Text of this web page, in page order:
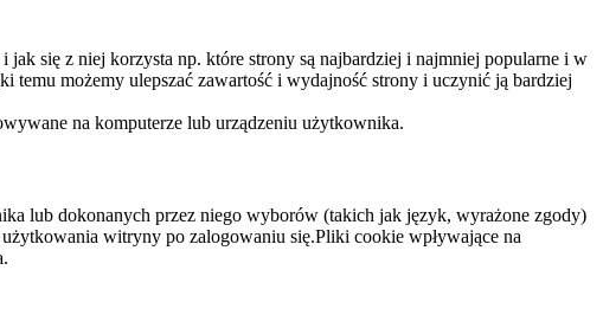
się z niej korzysta np. które strony są najbardziej i najmniej popularne i w
możemy ulepszać zawartość i wydajność strony i uczynić ją bardziej
na komputerze lub urządzeniu użytkownika.
lub dokonanych przez niego wyborów (takich jak język, wyrażone zgody)
witryny po zalogowaniu się.Pliki cookie wpływające na